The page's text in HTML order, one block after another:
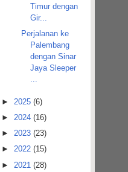
Timur dengan
Gir...
Perjalanan ke
Palembang
dengan Sinar
Jaya Sleeper
► 2025(6)
► 2024(16)
►2023(23)
►2022(15)
► 2021(28)